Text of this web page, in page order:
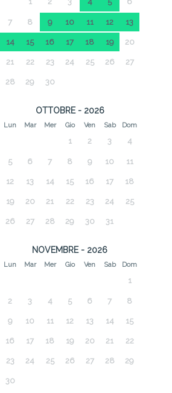
7 8 9 10 11 12 13
14 15 16 17 18 19 20
21 22 23 24 25 26 27
28 29 30
OTTOBRE - 2026
Lun Mar Mer Gio Ven Sab Dom
1 2 3 4
5 6 7 8 9 10 11
12 13 14 15 16 17 18
19 20 21 22 23 24 25
26 27 28 29 30 31
NOVEMBRE - 2026
Lun Mar Mer Gio Ven Sab Dom
1
2 3 4 5 6 7 8
9 10 11 12 13 14 15
16 17 18 19 20 21 22
23 24 25 26 27 28 29
30